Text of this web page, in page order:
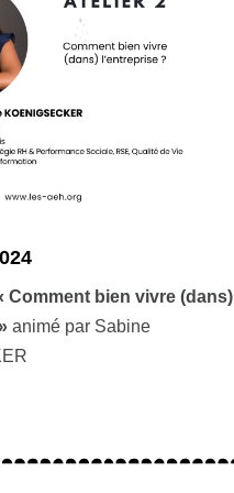
Comment bien vivre (dans)
animé par Sabine